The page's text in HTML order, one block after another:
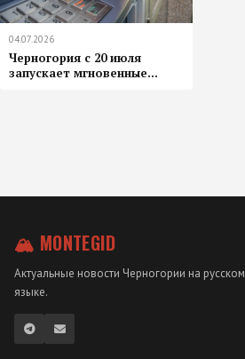
04.07.2026
Черногория с 20 июля
запускает мгновенные...
🏔 MONTEGID
Актуальные новости Черногории на русском
языке.